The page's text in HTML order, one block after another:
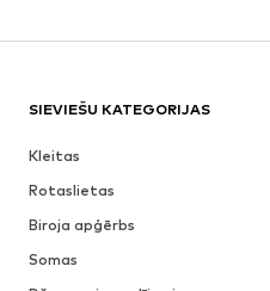
SIEVIEŠU KATEGORIJAS
Kleitas
Rotaslietas
Biroja apģērbs
Somas